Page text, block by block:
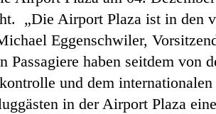
„Die Airport Plaza ist in den
Eggenschwiler,
haben seitdem von
und dem
in der Airport Plaza